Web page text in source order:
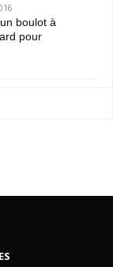
boulot à
pour